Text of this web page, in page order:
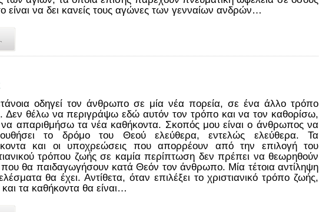
είναι να δει κανείς τους αγώνες των γενναίων ανδρών…
οδηγεί τον άνθρωπο σε μία νέα πορεία, σε ένα άλλο τρόπο
Δεν θέλω να περιγράψω εδώ αυτόν τον τρόπο και να τον καθορίσω,
να απαριθμήσω τα νέα καθήκοντα. Σκοπός μου είναι ο άνθρωπος να
το δρόμο του Θεού ελεύθερα, εντελώς ελεύθερα. Τα
και οι υποχρεώσεις που απορρέουν από την επιλογή του
τρόπου ζωής σε καμία περίπτωση δεν πρέπει να θεωρηθούν
θα παιδαγωγήσουν κατά Θεόν τον άνθρωπο. Μία τέτοια αντίληψη
θα έχει. Αντίθετα, όταν επιλέξει το χριστιανικό τρόπο ζωής,
τα καθήκοντα θα είναι…